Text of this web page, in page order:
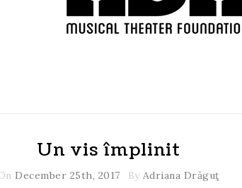
Un vis împlinit
December 25th, 2017 By Adriana Drăguţ